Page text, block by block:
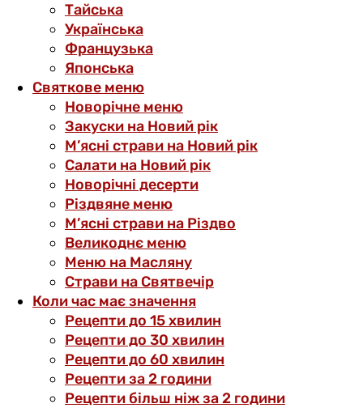
Тайська
Українська
Французька
Японська
Святкове меню
Новорічне меню
Закуски на Новий рік
М’ясні страви на Новий рік
Салати на Новий рік
Новорічні десерти
Різдвяне меню
М’ясні страви на Різдво
Великоднє меню
Меню на Масляну
Страви на Святвечір
Коли час має значення
Рецепти до 15 хвилин
Рецепти до 30 хвилин
Рецепти до 60 хвилин
Рецепти за 2 години
Рецепти більш ніж за 2 години